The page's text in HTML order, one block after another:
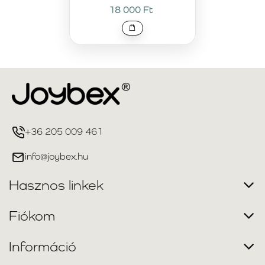
18 000 Ft
+36 205 009 461
info@joybex.hu
Hasznos linkek
Fiókom
Információ